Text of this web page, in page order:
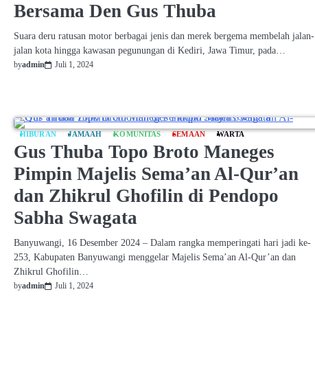
Bersama Den Gus Thuba
Suara deru ratusan motor berbagai jenis dan merek bergema membelah jalan-
jalan kota hingga kawasan pegunungan di Kediri, Jawa Timur, pada…
byadmin Juli 1, 2024
HIBURAN JAMAAH KOMUNITAS SEMAAN WARTA
Gus Thuba Topo Broto Maneges
Pimpin Majelis Sema’an Al-Qur’an
dan Zhikrul Ghofilin di Pendopo
Sabha Swagata
Banyuwangi, 16 Desember 2024 – Dalam rangka memperingati hari jadi ke-
253, Kabupaten Banyuwangi menggelar Majelis Sema’an Al-Qur’an dan
Zhikrul Ghofilin…
byadmin Juli 1, 2024